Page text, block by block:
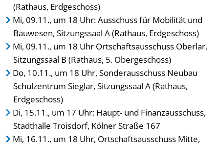
(Rathaus, Erdgeschoss)
Mi, 09.11., um 18 Uhr: Ausschuss für Mobilität und
Bauwesen, Sitzungssaal A (Rathaus, Erdgeschoss)
Mi, 09.11., um 18 Uhr Ortschaftsausschuss Oberlar,
Sitzungssaal B (Rathaus, 5. Obergeschoss)
Do, 10.11., um 18 Uhr, Sonderausschuss Neubau
Schulzentrum Sieglar, Sitzungssaal A (Rathaus,
Erdgeschoss)
Di, 15.11., um 17 Uhr: Haupt- und Finanzausschuss,
Stadthalle Troisdorf, Kölner Straße 167
Mi, 16.11., um 18 Uhr, Ortschaftsausschuss Mitte,